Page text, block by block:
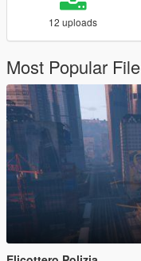
12 uploads
Most Popular File